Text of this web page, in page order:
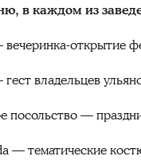
в каждом из
открытие
владельцев
посольство —
— тематические